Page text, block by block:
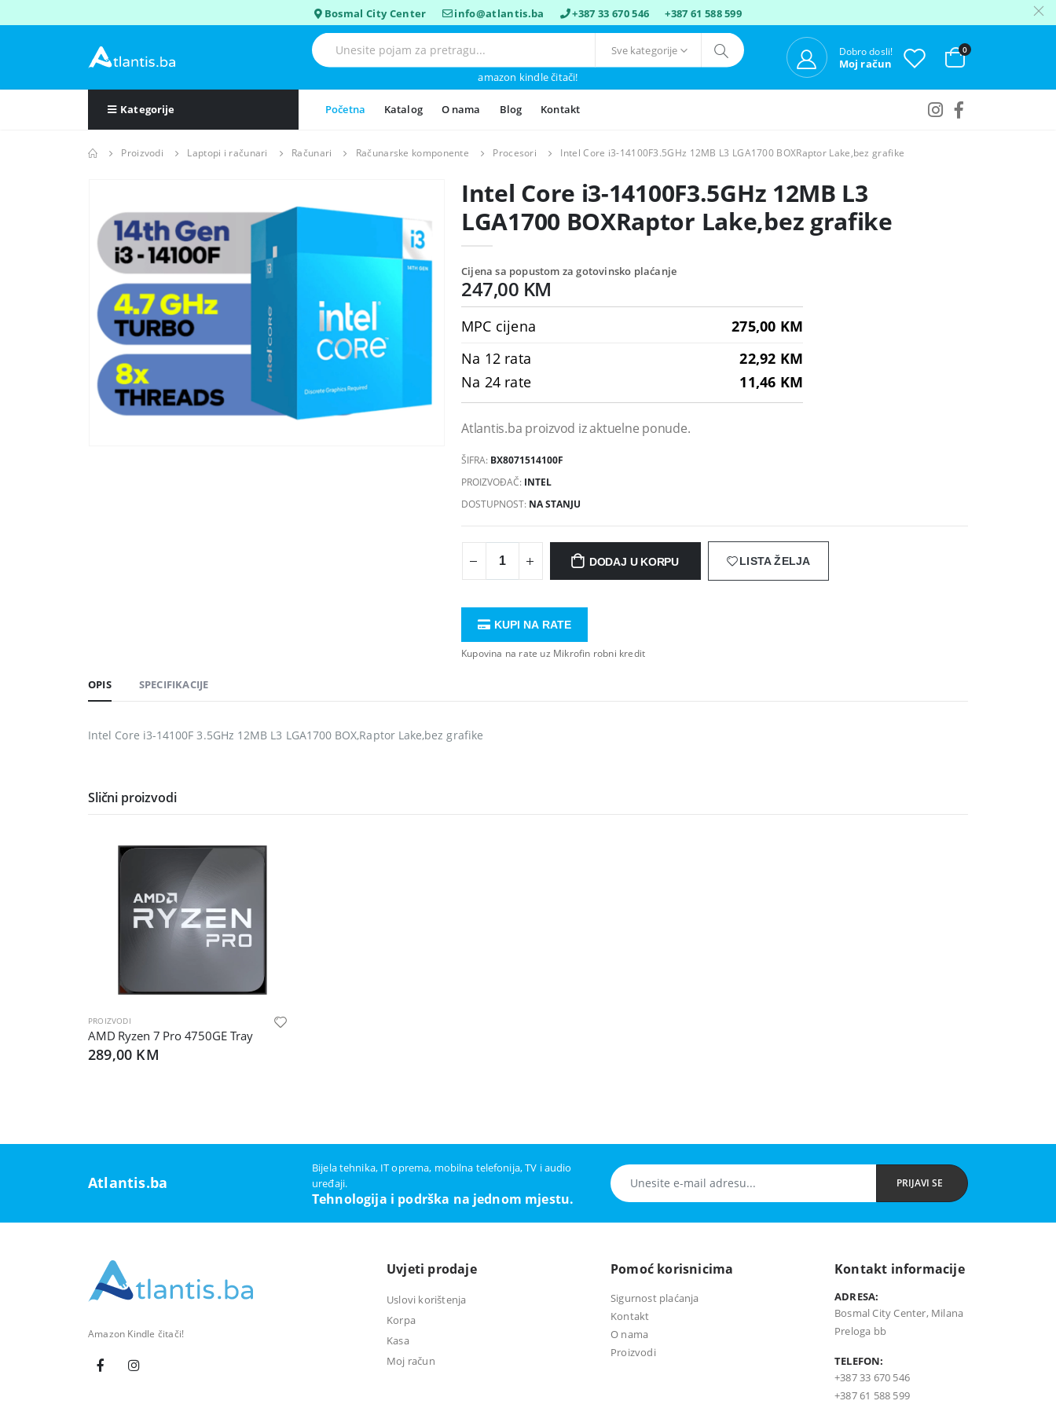
Bosmal City Center info@atlantis.ba +387 33 670 546 +387 61 588 599
amazon kindle čitači!
Dobro dosli!
Moj račun
0
Kategorije Početna Katalog O nama Blog Kontakt
Proizvodi Laptopi i računari Računari Računarske komponente Procesori Intel Core i3-14100F3.5GHz 12MB L3 LGA1700 BOXRaptor Lake,bez grafike
Intel Core i3-14100F3.5GHz 12MB L3
LGA1700 BOXRaptor Lake,bez grafike
Cijena sa popustom za gotovinsko plaćanje
247,00 KM
MPC cijena
275,00 KM
Na 12 rata
22,92 KM
Na 24 rate
11,46 KM
Atlantis.ba proizvod iz aktuelne ponude.
ŠIFRA: BX8071514100F
PROIZVOĐAČ: INTEL
DOSTUPNOST: NA STANJU
DODAJ U KORPU LISTA ŽELJA
KUPI NA RATE
Kupovina na rate uz Mikrofin robni kredit
OPIS SPECIFIKACIJE
Intel Core i3-14100F 3.5GHz 12MB L3 LGA1700 BOX,Raptor Lake,bez grafike
Slični proizvodi
PROIZVODI
AMD Ryzen 7 Pro 4750GE Tray
289,00 KM
Atlantis.ba
Bijela tehnika, IT oprema, mobilna telefonija, TV i audio
uređaji.
Tehnologija i podrška na jednom mjestu.
PRIJAVI SE
Amazon Kindle čitači!
Uvjeti prodaje
Uslovi korištenja
Korpa
Kasa
Moj račun
Pomoć korisnicima
Sigurnost plaćanja
Kontakt
O nama
Proizvodi
Kontakt informacije
ADRESA:
Bosmal City Center, Milana
Preloga bb
TELEFON:
+387 33 670 546
+387 61 588 599